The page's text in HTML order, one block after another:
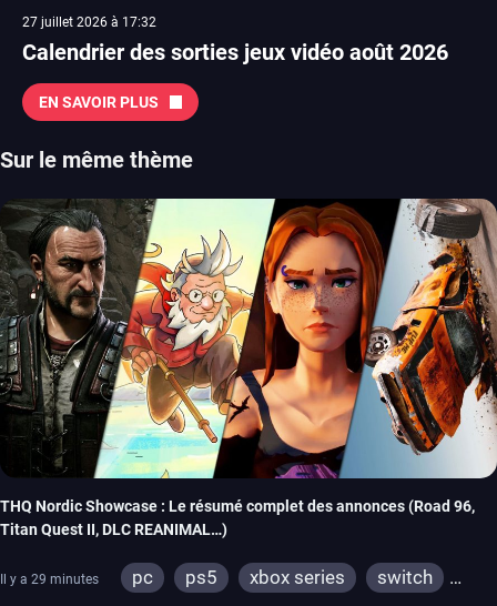
27 juillet 2026 à 17:32
Calendrier des sorties jeux vidéo août 2026
EN SAVOIR PLUS
Sur le même thème
THQ Nordic Showcase : Le résumé complet des annonces (Road 96,
Titan Quest II, DLC REANIMAL…)
Il y a 29 minutes pc ps5 xbox series
switch